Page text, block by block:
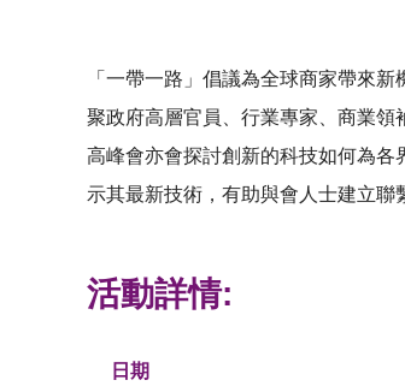
「一帶一路」倡議為全球商家帶來
聚政府高層官員、行業專家、商業領
高峰會亦會探討創新的科技如何為
示其最新技術，有助與會人士建立聯
活動詳情:
日期